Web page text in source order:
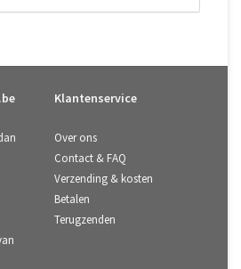
Klantenservice
Over ons
Contact & FAQ
Verzending & kosten
Betalen
Terugzenden